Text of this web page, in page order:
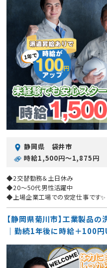
静岡県 袋井市
時給1,500円〜1,875円
◆2交替勤務＆土日休み
◆20〜50代男性活躍中
◆上場企業工場での安定仕事です✨
【静岡県菊川市】工業製品
｜勤続1年後に時給＋100円